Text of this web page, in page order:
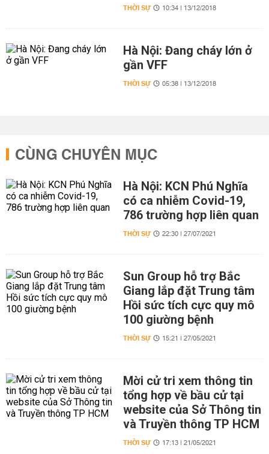
THỜI SỰ 10:34 | 13/12/2018
Hà Nội: Đang cháy lớn ở
gần VFF
THỜI SỰ 05:38 | 13/12/2018
CÙNG CHUYÊN MỤC
Hà Nội: KCN Phú Nghĩa
có ca nhiễm Covid-19,
786 trường hợp liên quan
THỜI SỰ 22:30 | 27/07/2021
Sun Group hỗ trợ Bắc
Giang lắp đặt Trung tâm
Hồi sức tích cực quy mô
100 giường bệnh
THỜI SỰ 15:21 | 27/05/2021
Mời cử tri xem thông tin
tổng hợp về bầu cử tại
website của Sở Thông tin
và Truyền thông TP HCM
THỜI SỰ 17:13 | 21/05/2021